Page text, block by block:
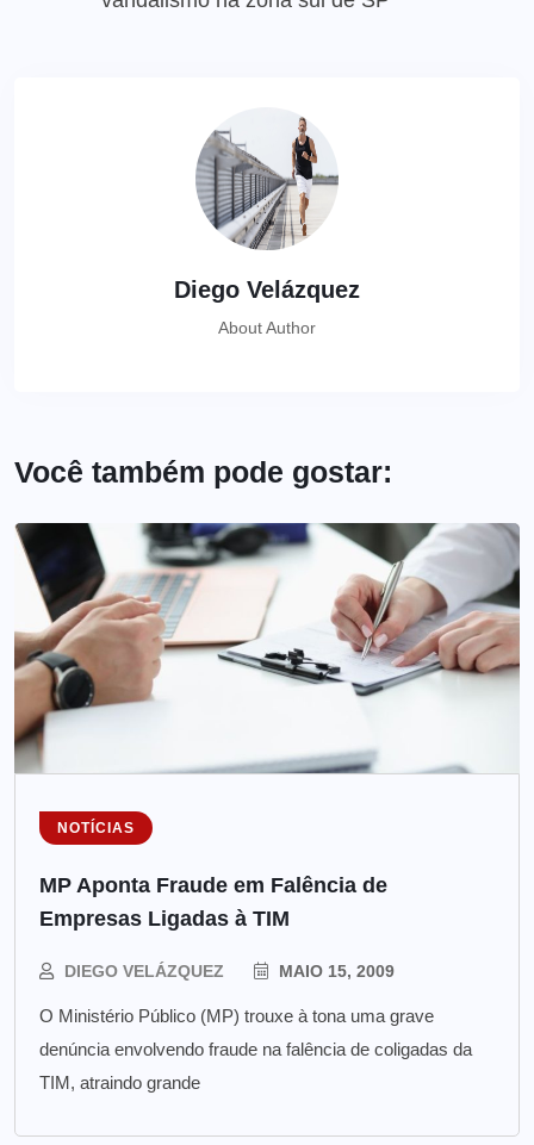
Diego Velázquez
About Author
Você também pode gostar:
NOTÍCIAS
MP Aponta Fraude em Falência de
Empresas Ligadas à TIM
DIEGO VELÁZQUEZ MAIO 15, 2009
O Ministério Público (MP) trouxe à tona uma grave
denúncia envolvendo fraude na falência de coligadas da
TIM, atraindo grande